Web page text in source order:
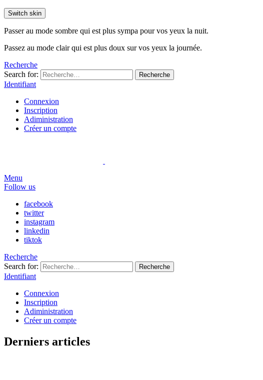
Switch skin
Passer au mode sombre qui est plus sympa pour vos yeux la nuit.
Passez au mode clair qui est plus doux sur vos yeux la journée.
Recherche
Search for:
Recherche
Identifiant
Connexion
Inscription
Adiministration
Créer un compte
Menu
Follow us
facebook
twitter
instagram
linkedin
tiktok
Recherche
Search for:
Recherche
Identifiant
Connexion
Inscription
Adiministration
Créer un compte
Derniers articles